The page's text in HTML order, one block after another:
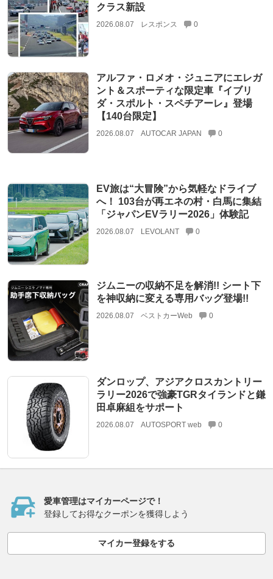
クラス新設
2026.08.07 レスポンス 0
アルファ・ロメオ・ジュニアにエレガ
ント＆スポーティな限定車『イブリ
ダ・スポルト・スペチアーレ』登場
【140台限定】
2026.08.07 AUTOCAR JAPAN 0
EV旅は“大冒険”から気軽なドライブ
へ！ 103台が再エネの村・白馬に集結
「ジャパンEVラリー2026」体験記
2026.08.07 LEVOLANT 0
ジムニーの収納不足を解消!! シート下
を神収納に変える専用バッグ登場!!
2026.08.07 ベストカーWeb 0
ダンロップ、アジアクロスカントリー
ラリー2026で強豪TGRタイランドと鎌
田卓麻組をサポート
2026.08.07 AUTOSPORT web 0
愛車管理はマイカーページで！
登録してお得なクーポンを獲得しよう
マイカー登録をする